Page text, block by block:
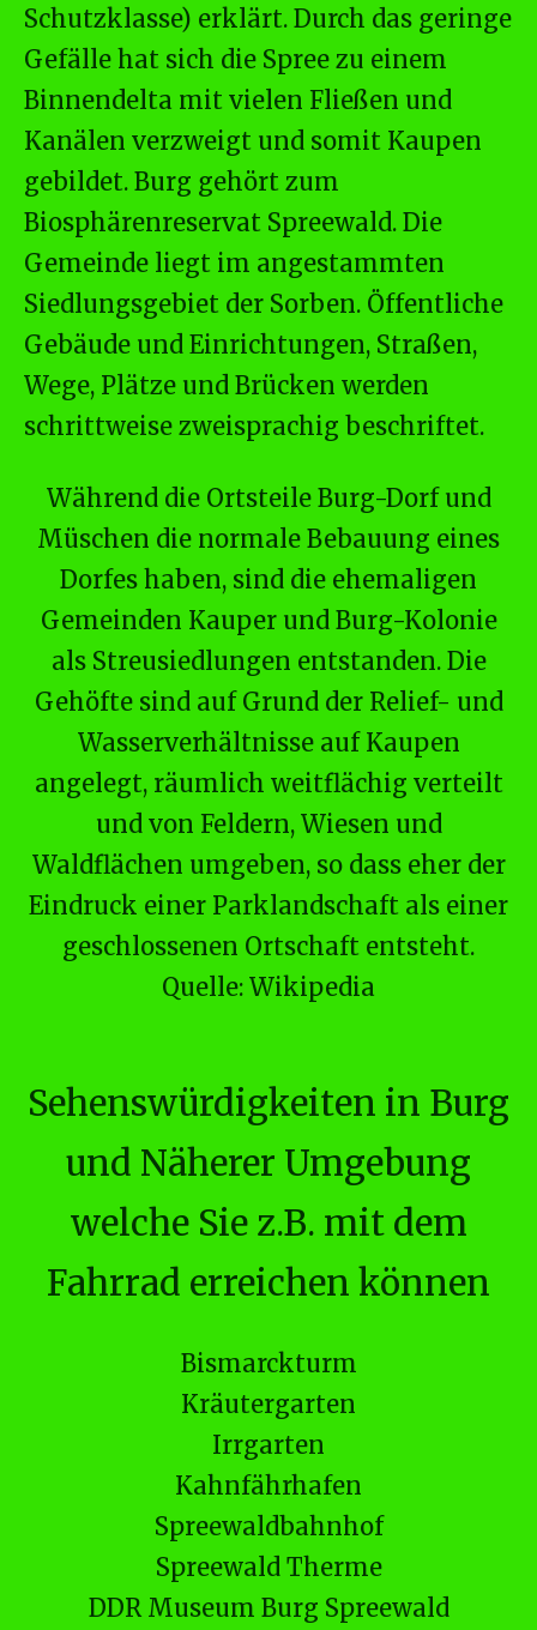
Schutzklasse) erklärt. Durch das geringe
Gefälle hat sich die Spree zu einem
Binnendelta mit vielen Fließen und
Kanälen verzweigt und somit Kaupen
gebildet. Burg gehört zum
Biosphärenreservat Spreewald. Die
Gemeinde liegt im angestammten
Siedlungsgebiet der Sorben. Öffentliche
Gebäude und Einrichtungen, Straßen,
Wege, Plätze und Brücken werden
schrittweise zweisprachig beschriftet.
Während die Ortsteile Burg-Dorf und
Müschen die normale Bebauung eines
Dorfes haben, sind die ehemaligen
Gemeinden Kauper und Burg-Kolonie
als Streusiedlungen entstanden. Die
Gehöfte sind auf Grund der Relief- und
Wasserverhältnisse auf Kaupen
angelegt, räumlich weitflächig verteilt
und von Feldern, Wiesen und
Waldflächen umgeben, so dass eher der
Eindruck einer Parklandschaft als einer
geschlossenen Ortschaft entsteht.
Quelle: Wikipedia
Sehenswürdigkeiten in Burg
und Näherer Umgebung
welche Sie z.B. mit dem
Fahrrad erreichen können
Bismarckturm
Kräutergarten
Irrgarten
Kahnfährhafen
Spreewaldbahnhof
Spreewald Therme
DDR Museum Burg Spreewald